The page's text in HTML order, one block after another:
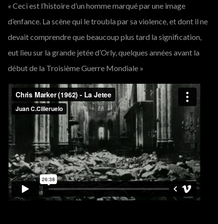
« Ceci est l’histoire d’un homme marqué par une image
d’enfance. La scène qui le troubla par sa violence, et dont il ne
devait comprendre que beaucoup plus tard la signification,
eut lieu sur la grande jetée d’Orly, quelques années avant la
début de la Troisième Guerre Mondiale »